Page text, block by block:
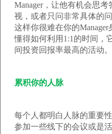
Manager，让他有机会思
视，或者只问非常具体的
这样你很难在你的
懂得如何利用1:1的时间，
间投资回报率最高的活动。
累积你的人脉
每个人都明白人脉的重要
参加一些线下的会议或是